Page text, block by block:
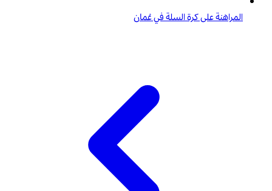
المراهنة على كرة السلة في عُمان